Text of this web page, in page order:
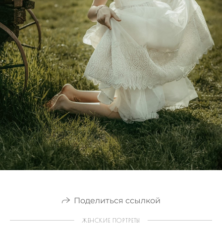
Поделиться ссылкой
ЖЕНСКИЕ ПОРТРЕТЫ